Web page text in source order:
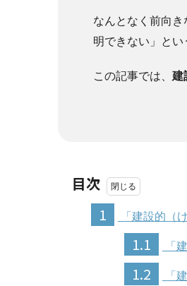
なんとなく前向
明できない」とい
この記事では、 建
目次
1
「建設的（
1.1 「
1.2 「